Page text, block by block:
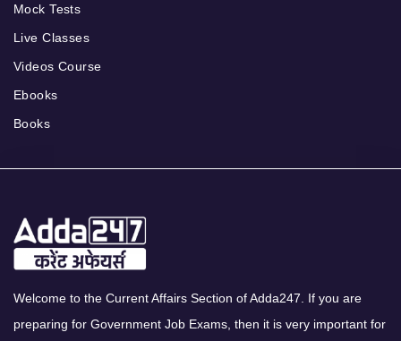
Mock Tests
Live Classes
Videos Course
Ebooks
Books
Welcome to the Current Affairs Section of Adda247. If you are
preparing for Government Job Exams, then it is very important for